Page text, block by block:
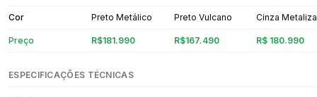
Cor Preto Metálico Preto Vulcano Cinza
Preço R$181.990 R$167.490 R$ 180.990
ESPECIFICAÇÕES TÉCNICAS